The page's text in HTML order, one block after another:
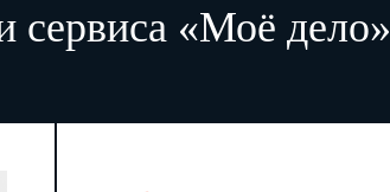
сервиса «Моё дело»